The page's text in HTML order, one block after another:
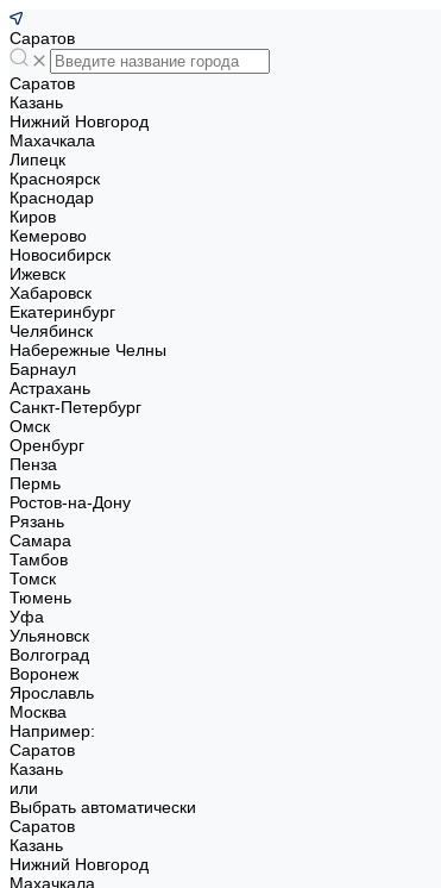
Саратов
Саратов
Казань
Нижний Новгород
Махачкала
Липецк
Красноярск
Краснодар
Киров
Кемерово
Новосибирск
Ижевск
Хабаровск
Екатеринбург
Челябинск
Набережные Челны
Барнаул
Астрахань
Санкт-Петербург
Омск
Оренбург
Пенза
Пермь
Ростов-на-Дону
Рязань
Самара
Тамбов
Томск
Тюмень
Уфа
Ульяновск
Волгоград
Воронеж
Ярославль
Москва
Например:
Саратов
Казань
или
Выбрать автоматически
Саратов
Казань
Нижний Новгород
Махачкала